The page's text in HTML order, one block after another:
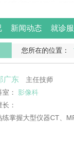
新闻动态 就诊
您所在的位置：
广东
主任技师
室： 影像科
长：
练掌握大型仪器CT、